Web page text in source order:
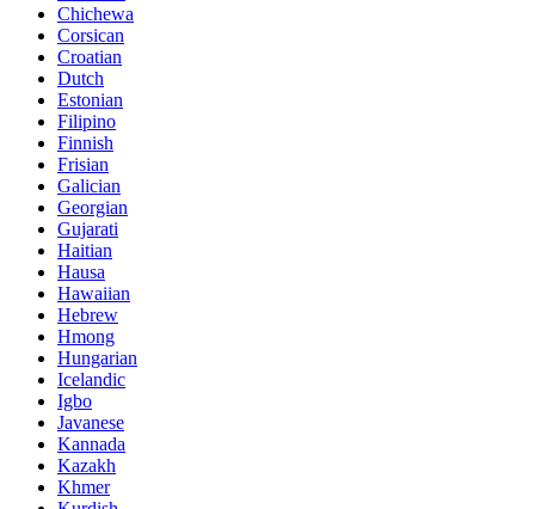
Chichewa
Corsican
Croatian
Dutch
Estonian
Filipino
Finnish
Frisian
Galician
Georgian
Gujarati
Haitian
Hausa
Hawaiian
Hebrew
Hmong
Hungarian
Icelandic
Igbo
Javanese
Kannada
Kazakh
Khmer